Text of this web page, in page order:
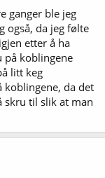
ganger ble jeg
også, da jeg følte
etter å ha
på koblingene
litt keg
koblingene, da det
skru til slik at man